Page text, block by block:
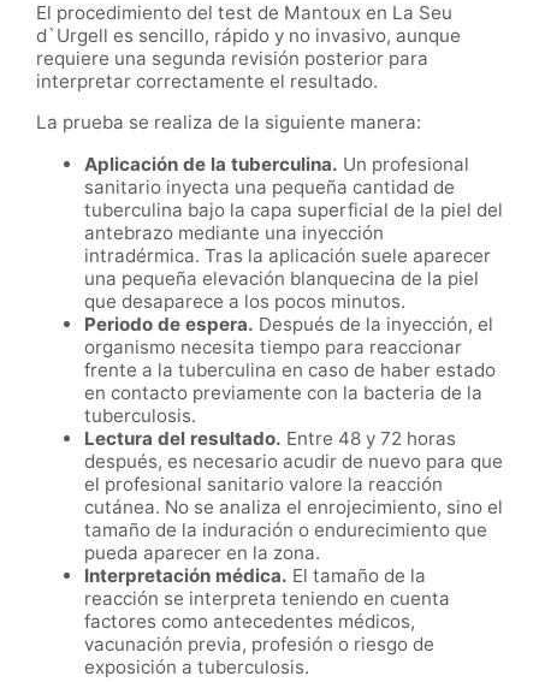
El procedimiento del test de Mantoux en La Seu
d`Urgell es sencillo, rápido y no invasivo, aunque
requiere una segunda revisión posterior para
interpretar correctamente el resultado.
La prueba se realiza de la siguiente manera:
Aplicación de la tuberculina. Un profesional
sanitario inyecta una pequeña cantidad de
tuberculina bajo la capa superficial de la piel del
antebrazo mediante una inyección
intradérmica. Tras la aplicación suele aparecer
una pequeña elevación blanquecina de la piel
que desaparece a los pocos minutos.
Periodo de espera. Después de la inyección, el
organismo necesita tiempo para reaccionar
frente a la tuberculina en caso de haber estado
en contacto previamente con la bacteria de la
tuberculosis.
Lectura del resultado. Entre 48 y 72 horas
después, es necesario acudir de nuevo para que
el profesional sanitario valore la reacción
cutánea. No se analiza el enrojecimiento, sino el
tamaño de la induración o endurecimiento que
pueda aparecer en la zona.
Interpretación médica. El tamaño de la
reacción se interpreta teniendo en cuenta
factores como antecedentes médicos,
vacunación previa, profesión o riesgo de
exposición a tuberculosis.